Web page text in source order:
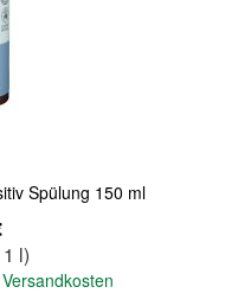
Spülung 150 ml
l)
Versandkosten